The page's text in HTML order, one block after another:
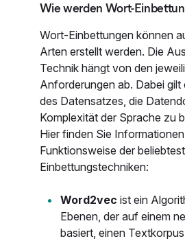
Wie werden Wort-
Wort-Einbettungen können
Arten erstellt werden. Die
Technik hängt von den
Anforderungen ab. Dabei gilt
des Datensatzes, die
Komplexität der Sprache zu
Hier finden Sie
Funktionsweise der
Einbettungstechniken:
Word2vec ist ein
Ebenen, der auf einem
basiert, einen